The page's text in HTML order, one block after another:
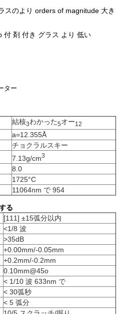
スのより orders of magnitude 大き
付 剤 付き グラス より 低い
ター
結核3わかった5オー12
a=12.355Å
チョクラルスキー
7.13g/cm3
8.0
1725°C
11064nm で 954
る
[111] ±15弧分以内
<1/8 波
>35dB
+0.00mm/-0.05mm
+0.2mm/-0.2mm
0.10mm@45o
< 1/10 波 633nm で
< 30弧秒
< 5 弧分